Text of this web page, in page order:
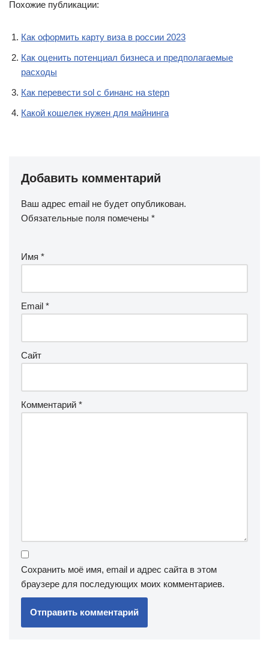
Похожие публикации:
Как оформить карту виза в россии 2023
Как оценить потенциал бизнеса и предполагаемые
расходы
Как перевести sol с бинанс на stepn
Какой кошелек нужен для майнинга
Добавить комментарий
Ваш адрес email не будет опубликован.
Обязательные поля помечены *
Имя *
Email *
Сайт
Комментарий *
Сохранить моё имя, email и адрес сайта в этом
браузере для последующих моих комментариев.